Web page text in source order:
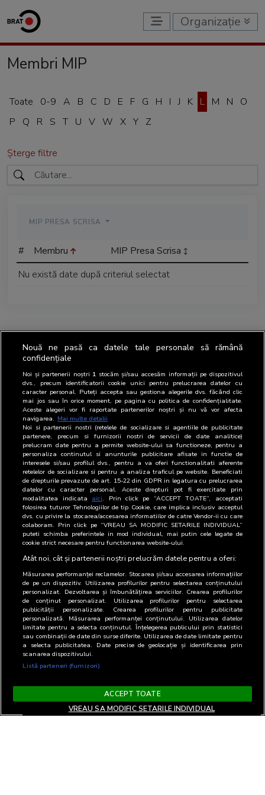
Organizație
Membri MIP
Toate 0-9 A B C D E F G H I J K L M N
O
P
Q R S T U V W X Y Z
Șterge filtre
MIP PRESA SCRISA
# Membru
MIP Presa Scrisa
Nu există date după criteriul selectat
Nouă ne pasă ca datele tale personale să rămână
confidențiale
Noi și partenerii noștri 1 stocăm și/sau accesăm informații pe dispozitivul
dvs., precum identificatorii cookie unici pentru prelucrarea datelor cu
caracter personal. Puteți accepta sau gestiona alegerile dvs. făcând clic
mai jos sau în orice moment, pe pagina cu politica de confidențialitate.
Aceste alegeri vor fi raportate partenerilor noștri și nu vă vor afecta
navigarea. Mai multe detalii
Noi si partenerii nostri (retelele de socializare si agentiile de publicitate
partenere, precum si furnizorii nostri de servicii de date analitice)
prelucram date pentru a permite website-ului sa functioneze, pentru a
personaliza continutul si anunturile publicitare afisate in functie de
interesele si/sau profilul dvs., pentru a va oferi functionalitati aferente
retelelor de socializare si pentru a analiza traficul pe website. Beneficiati
de drepturile prevazute de art. 15-22 din GDPR in legatura cu prelucrarea
datelor cu caracter personal. Aceste drepturi pot fi exercitate prin
modalitatea indicata aici. Prin click pe “ACCEPT TOATE”, acceptati
folosirea tuturor Tehnologiilor de tip Cookie, care implica inclusiv acceptul
dvs. cu privire la stocarea/accesarea informatiilor de catre Vendor-ii cu care
colaboram. Prin click pe “VREAU SA MODIFIC SETARILE INDIVIDUAL”
puteti schimba preferintele in mod individual, mai putin cele legate de
cookie strict necesare pentru functionarea website-ului.
Atât noi, cât și partenerii noștri prelucrăm datele pentru a oferi:
Măsurarea performanței reclamelor. Stocarea și/sau accesarea informațiilor
de pe un dispozitiv. Utilizarea profilurilor pentru selectarea conținutului
personalizat. Dezvoltarea și îmbunătățirea serviciilor. Crearea profilurilor
de conținut personalizat. Utilizarea profilurilor pentru selectarea
publicității personalizate. Crearea profilurilor pentru publicitate
personalizată. Măsurarea performanței conținutului. Utilizarea datelor
limitate pentru a selecta conținutul. Înțelegerea publicului prin statistici
sau combinații de date din surse diferite. Utilizarea de date limitate pentru
a selecta publicitatea. Date precise de geolocație și identificarea prin
scanarea dispozitivului.
Listă parteneri (furnizori)
ACCEPT TOATE
VREAU SA MODIFIC SETARILE INDIVIDUAL